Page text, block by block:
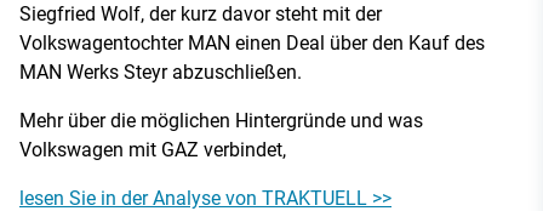
Siegfried Wolf, der kurz davor steht mit der
Volkswagentochter MAN einen Deal über den Kauf des
MAN Werks Steyr abzuschließen.
Mehr über die möglichen Hintergründe und was
Volkswagen mit GAZ verbindet,
lesen Sie in der Analyse von TRAKTUELL >>